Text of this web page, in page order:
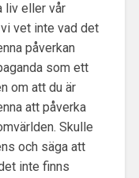
liv eller vår
vet inte vad det
påverkan
som ett
om att du är
att påverka
Skulle
och säga att
inte finns